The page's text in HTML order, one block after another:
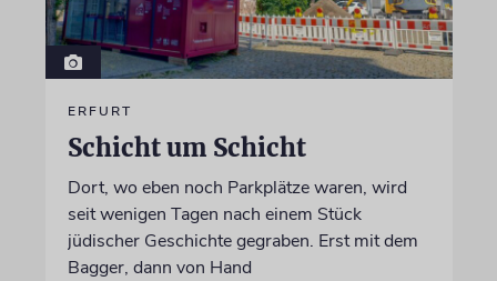
ERFURT
Schicht um Schicht
Dort, wo eben noch Parkplätze waren, wird
seit wenigen Tagen nach einem Stück
jüdischer Geschichte gegraben. Erst mit dem
Bagger, dann von Hand